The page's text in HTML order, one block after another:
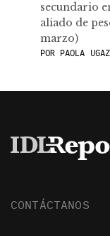
secundario
aliado de
marzo)
PORPAOLA UGAZ
CONTÁCTANOS